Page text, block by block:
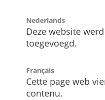
Nederlands
Deze website
toegevoegd.
Français
Cette page web
contenu.